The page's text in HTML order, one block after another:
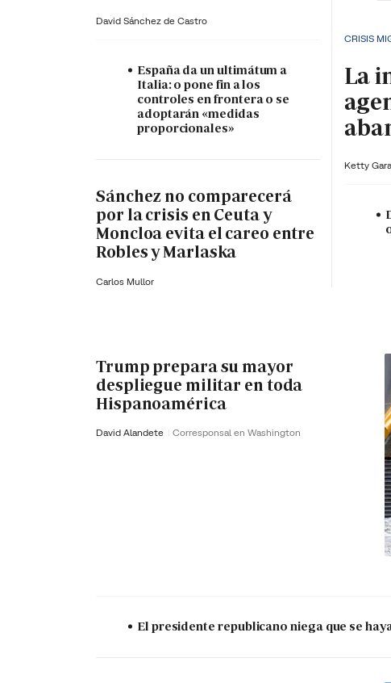
David Sánchez de Castro
España da un ultimátum a
Italia: o pone fin a los
controles en frontera o se
adoptarán «medidas
proporcionales»
Sánchez no comparecerá
por la crisis en Ceuta y
Moncloa evita el careo entre
Robles y Marlaska
Carlos Mullor
CRISIS
La
Ketty
Trump prepara su mayor
despliegue militar en toda
Hispanoamérica
David Alandete Corresponsal en Washington
El presidente republicano niega que se